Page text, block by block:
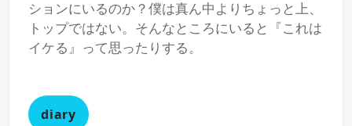
ションにいるのか？僕は真ん中よりちょっと上、
トップではない。そんなところにいると『これは
イケる』って思ったりする。
diary